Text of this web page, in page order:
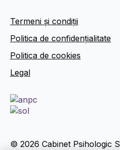
Termeni și condiții
Politica de confidențialitate
Politica de cookies
Legal
© 2026 Cabinet Psihologic